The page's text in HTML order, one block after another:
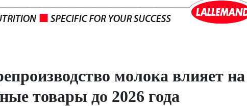
молока влияет на
товары до 2026 года